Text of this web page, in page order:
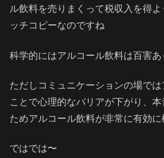
ル飲料を売りまくって税収入を得
ッチコピーなのですね
科学的にはアルコール飲料は百害あ
ただしコミュニケーションの場で
ことで心理的なバリアが下がり、
ためアルコール飲料が非常に有効
ではでは〜